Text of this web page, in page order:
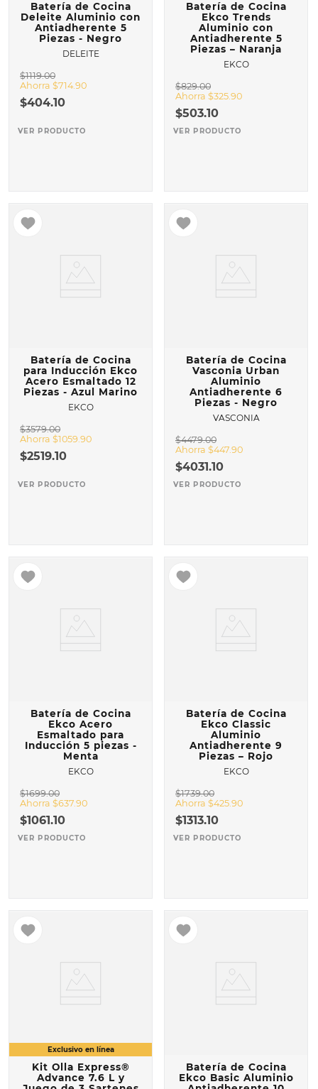
Batería de Cocina
Deleite Aluminio con
Antiadherente 5
Piezas - Negro
DELEITE
$1119.00
Ahorra $714.90
$404.10
VER PRODUCTO
Batería de Cocina
Ekco Trends
Aluminio con
Antiadherente 5
Piezas – Naranja
EKCO
$829.00
Ahorra $325.90
$503.10
VER PRODUCTO
Batería de Cocina
para Inducción Ekco
Acero Esmaltado 12
Piezas - Azul Marino
EKCO
$3579.00
Ahorra $1059.90
$2519.10
VER PRODUCTO
Batería de Cocina
Vasconia Urban
Aluminio
Antiadherente 6
Piezas - Negro
VASCONIA
$4479.00
Ahorra $447.90
$4031.10
VER PRODUCTO
Batería de Cocina
Ekco Acero
Esmaltado para
Inducción 5 piezas -
Menta
EKCO
$1699.00
Ahorra $637.90
$1061.10
VER PRODUCTO
Batería de Cocina
Ekco Classic
Aluminio
Antiadherente 9
Piezas – Rojo
EKCO
$1739.00
Ahorra $425.90
$1313.10
VER PRODUCTO
Kit Olla Express®
Advance 7.6 L y
Batería de Cocina
Ekco Basic Aluminio